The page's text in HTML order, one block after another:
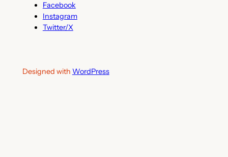
Facebook
Instagram
Twitter/X
Designed with WordPress